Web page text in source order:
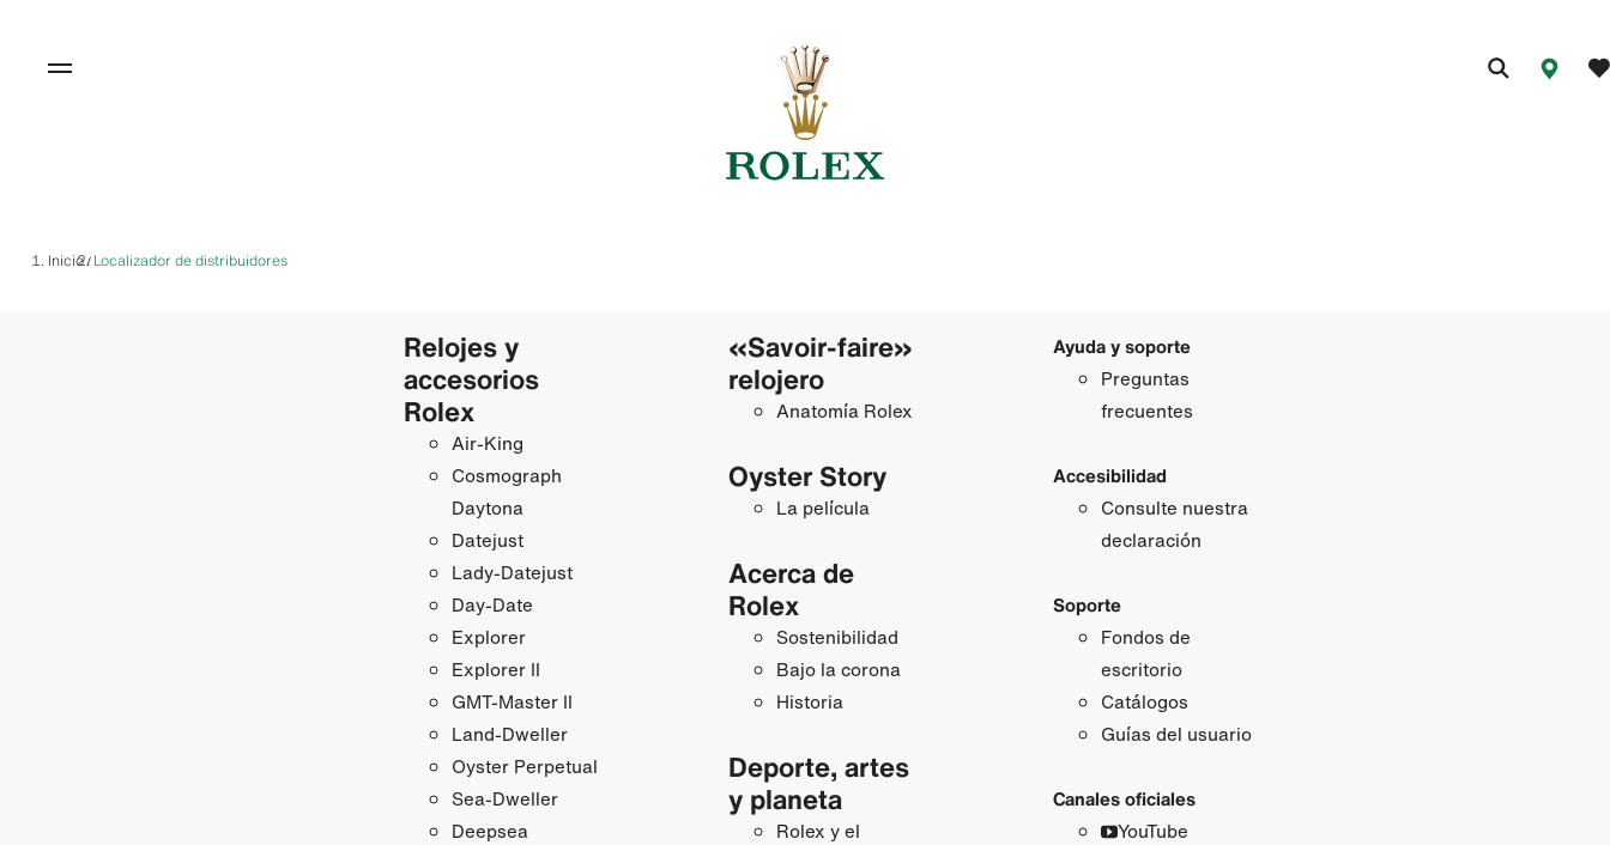
Inicio/ Localizador de distribuidores
Relojes y
accesorios
Rolex
Air‑King
Cosmograph
Daytona
Datejust
Lady‑Datejust
Day-Date
Explorer
Explorer II
GMT‑Master II
Land-Dweller
Oyster Perpetual
Sea-Dweller
Deepsea
«Savoir-faire»
relojero
Anatomía Rolex
Oyster Story
La película
Acerca de
Rolex
Sostenibilidad
Bajo la corona
Historia
Deporte, artes
y planeta
Rolex y el
Ayuda y soporte
Preguntas
frecuentes
Accesibilidad
Consulte nuestra
declaración
Soporte
Fondos de
escritorio
Catálogos
Guías del usuario
Canales oficiales
YouTube